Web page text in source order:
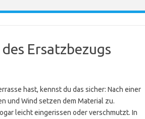
Ersatzbezugs
hast, kennst du das sicher: Nach einer
und Wind setzen dem Material zu.
leicht eingerissen oder verschmutzt. In